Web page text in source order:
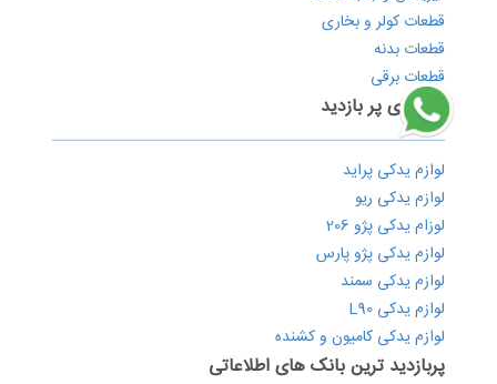
قطعات کولر و بخاری
قطعات بدنه
قطعات برقی
برندهای پر بازدید
لوازم یدکی پراید
لوازم یدکی ریو
لوزام یدکی پژو 206
لوازم یدکی پژو پارس
لوازم یدکی سمند
لوازم یدکی L90
لوازم یدکی کامیون و کشنده
پربازدید ترین بانک های اطلاعاتی